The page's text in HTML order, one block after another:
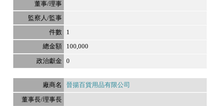
1
100,000
0
晉揚百貨用品有限公司